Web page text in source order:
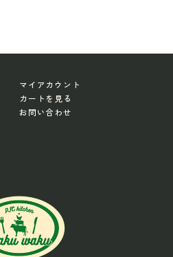
マイアカウント
カートを見る
お問い合わせ